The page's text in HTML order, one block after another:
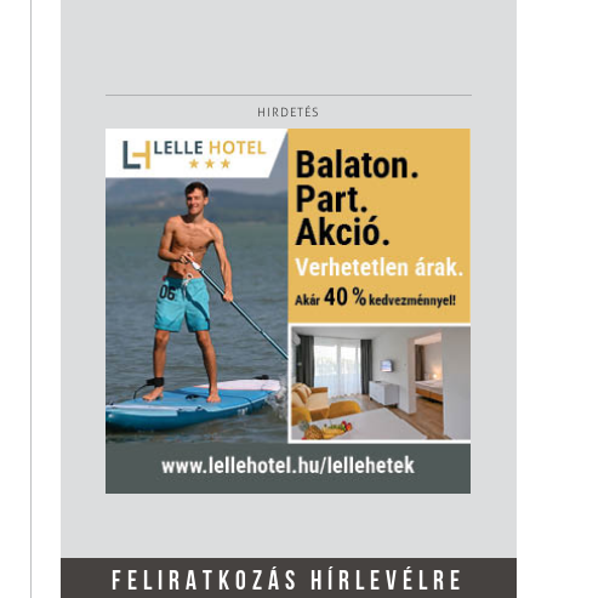
HIRDETÉS
FELIRATKOZÁS HÍRLEVÉLRE